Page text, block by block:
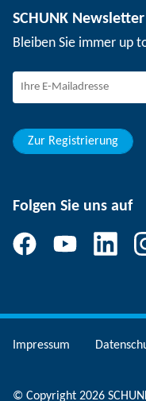
Veranstaltungen
SCHUNK -
Arbeiten bei SCHUNK
Berufserfahrene
Studierende
SCHUNK
Bleiben Sie immer up
Zur Registrierung
Folgen Sie uns auf
Impressum
© Copyright 2026